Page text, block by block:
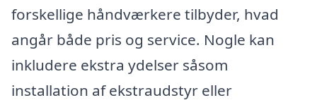
forskellige håndværkere tilbyder, hvad
angår både pris og service. Nogle kan
inkludere ekstra ydelser såsom
installation af ekstraudstyr eller